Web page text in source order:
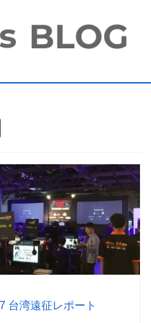
【eスポーツ活動】鬥魂2017 台湾遠征レポート